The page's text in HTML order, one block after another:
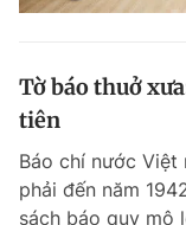
Tờ báo thuở
tiên
Báo chí nước Việt
phải đến năm
sách báo quy mô